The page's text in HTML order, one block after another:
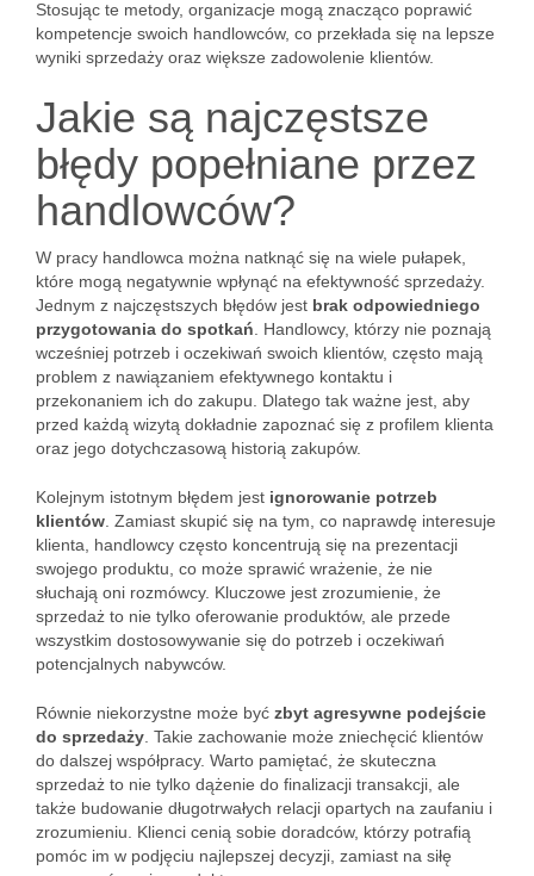
Stosując te metody, organizacje mogą znacząco poprawić
kompetencje swoich handlowców, co przekłada się na lepsze
wyniki sprzedaży oraz większe zadowolenie klientów.
Jakie są najczęstsze
błędy popełniane przez
handlowców?
W pracy handlowca można natknąć się na wiele pułapek,
które mogą negatywnie wpłynąć na efektywność sprzedaży.
Jednym z najczęstszych błędów jest brak odpowiedniego
przygotowania do spotkań . Handlowcy, którzy nie poznają
wcześniej potrzeb i oczekiwań swoich klientów, często mają
problem z nawiązaniem efektywnego kontaktu i
przekonaniem ich do zakupu. Dlatego tak ważne jest, aby
przed każdą wizytą dokładnie zapoznać się z profilem klienta
oraz jego dotychczasową historią zakupów.
Kolejnym istotnym błędem jest ignorowanie potrzeb
klientów . Zamiast skupić się na tym, co naprawdę interesuje
klienta, handlowcy często koncentrują się na prezentacji
swojego produktu, co może sprawić wrażenie, że nie
słuchają oni rozmówcy. Kluczowe jest zrozumienie, że
sprzedaż to nie tylko oferowanie produktów, ale przede
wszystkim dostosowywanie się do potrzeb i oczekiwań
potencjalnych nabywców.
Równie niekorzystne może być zbyt agresywne podejście
do sprzedaży . Takie zachowanie może zniechęcić klientów
do dalszej współpracy. Warto pamiętać, że skuteczna
sprzedaż to nie tylko dążenie do finalizacji transakcji, ale
także budowanie długotrwałych relacji opartych na zaufaniu i
zrozumieniu. Klienci cenią sobie doradców, którzy potrafią
pomóc im w podjęciu najlepszej decyzji, zamiast na siłę